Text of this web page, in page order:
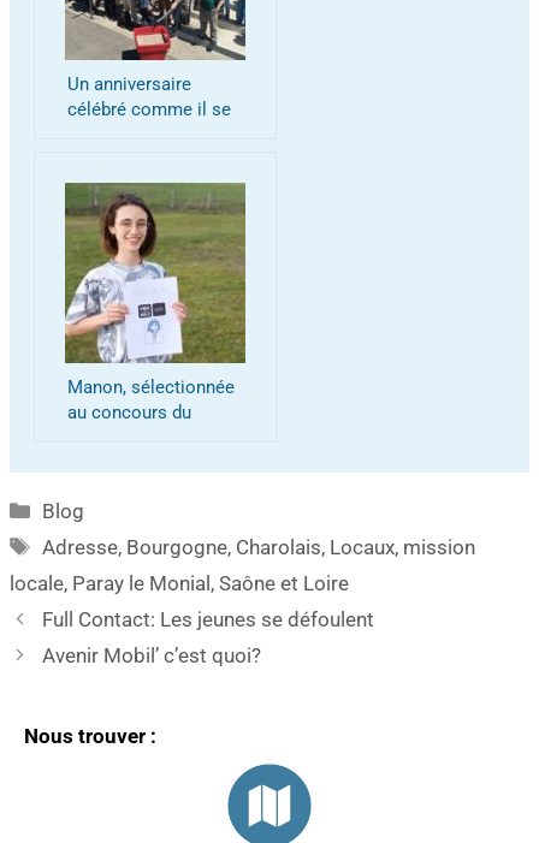
Un anniversaire
célébré comme il se
Manon, sélectionnée
au concours du
Blog
Adresse, Bourgogne, Charolais, Locaux, mission
locale, Paray le Monial, Saône et Loire
Full Contact: Les jeunes se défoulent
Avenir Mobil’ c’est quoi?
Nous trouver :